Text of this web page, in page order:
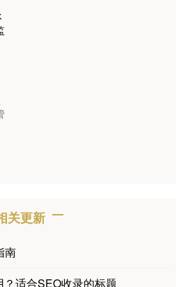
关更新
南
适合SEO收录的标题